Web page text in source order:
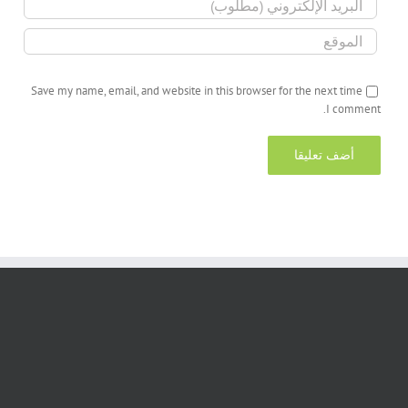
Save my name, email, and website in this browser for the next time
I comment.